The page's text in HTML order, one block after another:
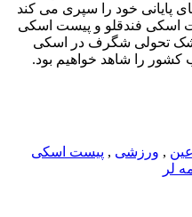
پایانی خود را سپری می کند
اسکی فندقلو و پیست اسکی
تحولی شگرف در اسکی
را شاهد خواهیم بود.
, ورزشی , پیست اسکی
لر